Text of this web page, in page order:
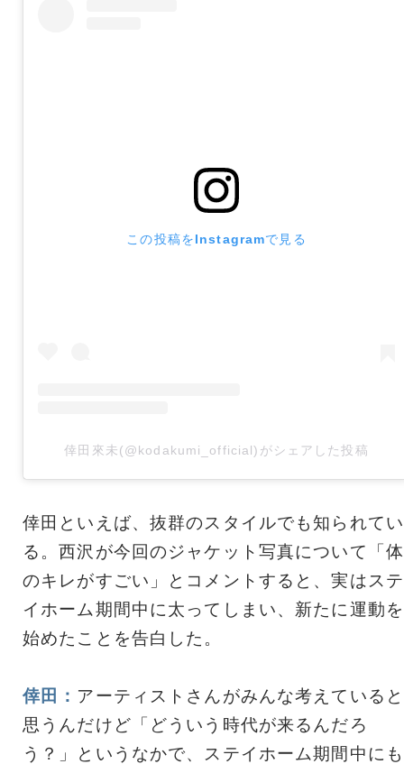
この投稿をInstagramで見る
倖田來未(@kodakumi_official)がシェアした投稿
倖田といえば、抜群のスタイルでも知られてい
る。西沢が今回のジャケット写真について「体
のキレがすごい」とコメントすると、実はステ
イホーム期間中に太ってしまい、新たに運動を
始めたことを告白した。
倖田： アーティストさんがみんな考えていると
思うんだけど「どういう時代が来るんだろ
う？」というなかで、ステイホーム期間中にも